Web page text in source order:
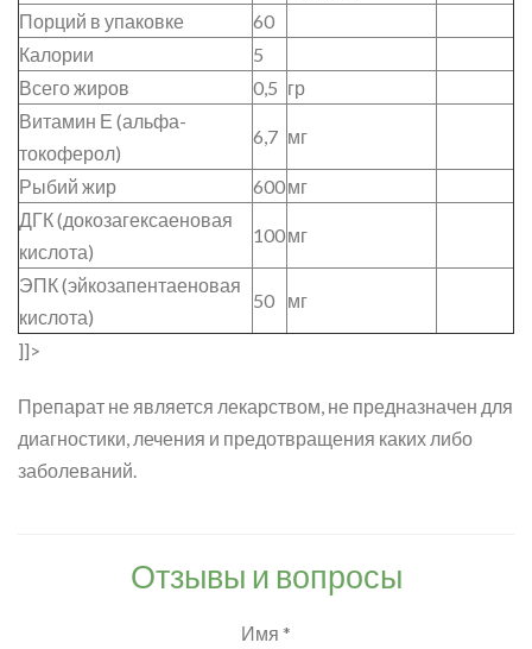
Порций в упаковке
60
Калории
5
Всего жиров
0,5 гр
Витамин Е (альфа-
токоферол)
6,7 мг
Рыбий жир 600мг
ДГК (докозагексаеновая
кислота)
100мг
ЭПК (эйкозапентаеновая
кислота)
50 мг
]]>
Препарат не является лекарством, не предназначен для
диагностики, лечения и предотвращения каких либо
заболеваний.
Отзывы и вопросы
Имя *